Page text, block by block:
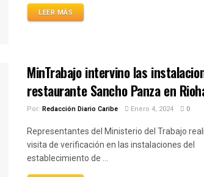
LEER MÁS
MinTrabajo intervino las
restaurante Sancho Panza en
Por: Redacción Diario Caribe Enero 4, 2024 0
Representantes del Ministerio del Trabajo
visita de verificación en las instalaciones del
establecimiento de ...